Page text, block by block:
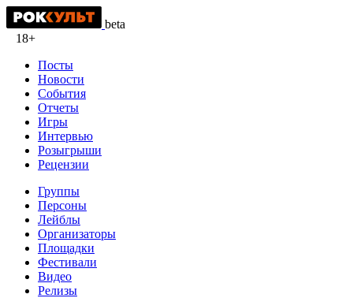
beta
18+
Посты
Новости
События
Отчеты
Игры
Интервью
Розыгрыши
Рецензии
Группы
Персоны
Лейблы
Организаторы
Площадки
Фестивали
Видео
Релизы